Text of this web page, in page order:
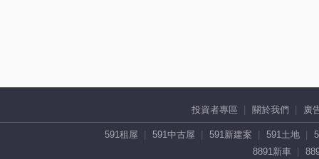
投資者專區 關於我們 廣
591租屋 591中古屋 591新建案 591土地
8891新車